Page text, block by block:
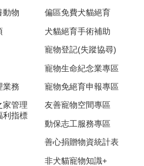
動物
業務
家管理
利指標
偏區免費犬貓絕育
犬貓絕育手術補助
寵物登記(失蹤協尋)
寵物生命紀念業專區
寵物免絕育申報專區
友善寵物空間專區
動保志工服務專區
善心捐贈物資統計表
非犬貓寵物知識+